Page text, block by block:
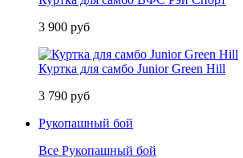
3 900 руб
Куртка для самбо Junior Green Hill
3 790 руб
Рукопашный бой
Все Рукопашный бой